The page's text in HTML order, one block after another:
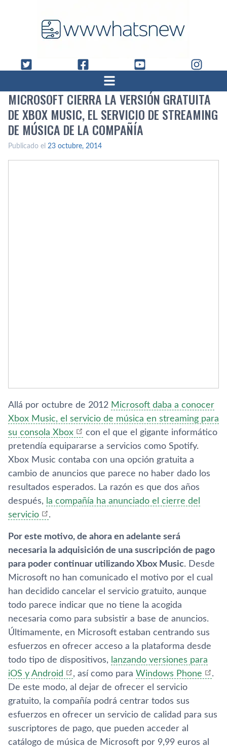
MICROSOFT CIERRA LA VERSIÓN GRATUITA
DE XBOX MUSIC, EL SERVICIO DE STREAMING
DE MÚSICA DE LA COMPAÑÍ­A
Publicado el 23 octubre, 2014
Allá por octubre de 2012 Microsoft daba a conocer
Xbox Music, el servicio de música en streaming para
su consola Xbox
con el que el gigante informático
pretendí­a equipararse a servicios como Spotify.
Xbox Music contaba con una opción gratuita a
cambio de anuncios que parece no haber dado los
resultados esperados. La razón es que dos años
después, la compañí­a ha anunciado el cierre del
servicio
.
Por este motivo, de ahora en adelante será
necesaria la adquisición de una suscripción de pago
para poder continuar utilizando Xbox Music. Desde
Microsoft no han comunicado el motivo por el cual
han decidido cancelar el servicio gratuito, aunque
todo parece indicar que no tiene la acogida
necesaria como para subsistir a base de anuncios.
Últimamente, en Microsoft estaban centrando sus
esfuerzos en ofrecer acceso a la plataforma desde
todo tipo de dispositivos, lanzando versiones para
iOS y Android
, así­ como para Windows Phone
.
De este modo, al dejar de ofrecer el servicio
gratuito, la compañí­a podrá centrar todos sus
esfuerzos en ofrecer un servicio de calidad para sus
suscriptores de pago, que pueden acceder al
catálogo de música de Microsoft por 9,99 euros al